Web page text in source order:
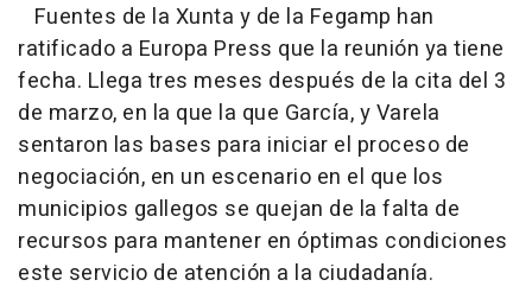
Fuentes de la Xunta y de la Fegamp han
ratificado a Europa Press que la reunión ya tiene
fecha. Llega tres meses después de la cita del 3
de marzo, en la que la que García, y Varela
sentaron las bases para iniciar el proceso de
negociación, en un escenario en el que los
municipios gallegos se quejan de la falta de
recursos para mantener en óptimas condiciones
este servicio de atención a la ciudadanía.